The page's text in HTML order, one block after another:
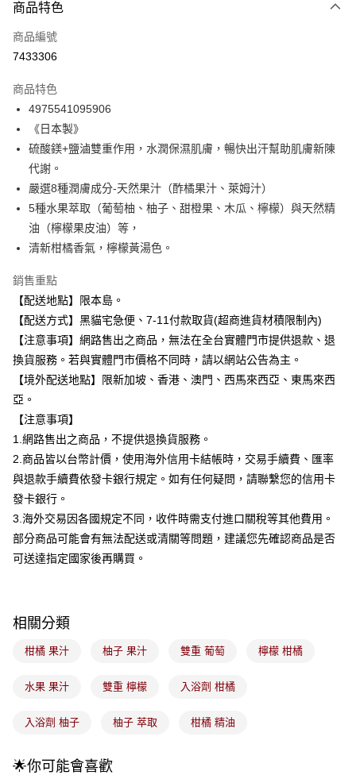
信用卡一次付款
信用卡分期付款
合作金庫商業銀行
華南商業銀行
上海商業儲蓄銀行
國泰世華商業銀行
兆豐國際商業銀行
臺灣中小企業銀行
匯豐（台灣）商業銀行
華泰商業銀行
聯邦商業銀行
遠東國際商業銀行
元大商業銀行
永豐商業銀行
玉山商業銀行
台新國際商業銀行
LINE Pay
Apple Pay
街口支付
Google Pay
全盈+PAY
大哥付你分期
相關說明
【大哥付你分期使用說明】
1.本服務由台灣大哥大提供，台灣大哥大用戶可立即使用無須另外申請。
2.付款方式選擇「大哥付你分期」，訂單成立後會自動跳轉到大哥付的交易
流程，驗證手機門號後，選擇欲分期的期數、繳款截止日，確認付款後即完
成交易。
3.實際核准額度、可分期數及費用金額請依後續交易確認頁面所載為準。
消。如遇「轉專審核」未通過狀況，表示未達大哥付你分期系統評分，恕無
法說明評估內容。
【繳款方式說明】
1.分期款項不併入電信帳單，「大哥付你分期」於每月結算日後寄送繳費提
醒簡訊。
2.透過簡訊連結打開帳單後，可選擇「超商條碼／台灣大直營門市／銀行轉
帳／街口支付／iPASS MONEY」等通路繳費。
【注意事項】
2.基於同意付款使用「大哥付你分期」之契約關係目的，商店將以您的個人
資料（包含姓名、電話或地址）提供予台灣大哥大進項蒐集、處理及利用，
由本公司與您本人進行分期帳單所需資料之確認、核對及更正。
3.完整用戶服務條款，請詳閱以下連結：https://oppay.tw/userRule
ATM付款
運送方式
全家取貨付款
每筆NT$100，滿NT$899(含以上)免運費
付款後全家取貨
每筆NT$100，滿NT$899(含以上)免運費
7-11取貨付款
每筆NT$100，滿NT$899(含以上)免運費
宅配
每筆NT$100，滿NT$899(含以上)免運費
國家/地區配送
商品特色
商品編號
7433306
商品特色
4975541095906
《日本製》
硫酸鎂+鹽滷雙重作用，水潤保濕肌膚，暢快出汗幫助肌膚新陳
代謝。
嚴選8種潤膚成分-天然果汁（酢橘果汁、萊姆汁）
5種水果萃取（葡萄柚、柚子、甜橙果、木瓜、檸檬）與天然精
油（檸檬果皮油）等，
清新柑橘香氣，檸檬黃湯色。
銷售重點
【配送地點】限本島。
【配送方式】黑貓宅急便、7-11付款取貨(超商進貨材積限制內)
【注意事項】網路售出之商品，無法在全台實體門市提供退款、退
換貨服務。若與實體門市價格不同時，請以網站公告為主。
【境外配送地點】限新加坡、香港、澳門、西馬來西亞、東馬來西
亞。
【注意事項】
1.網路售出之商品，不提供退換貨服務。
2.商品皆以台幣計價，使用海外信用卡結帳時，交易手續費、匯率
與退款手續費依發卡銀行規定。如有任何疑問，請聯繫您的信用卡
發卡銀行。
3.海外交易因各國規定不同，收件時需支付進口關稅等其他費用。
部分商品可能會有無法配送或清關等問題，建議您先確認商品是否
可送達指定國家後再購買。
相關分類
柑橘 果汁 柚子 果汁 雙重 葡萄 檸檬 柑橘
水果 果汁 雙重 檸檬 入浴劑 柑橘
入浴劑 柚子 柚子 萃取 柑橘 精油
🌟你可能會喜歡